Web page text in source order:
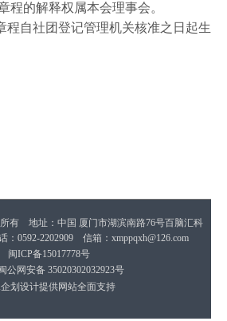
的解释权属本会理事会。
自社团登记管理机关核准之日起生
有 地址：中国 厦门市湖滨南路76号百脑汇科
0592-2202909 信箱：xmppqxh@126.com
闽ICP备15017778号
公网安备 35020302032923号
划设计提供网站全面支持